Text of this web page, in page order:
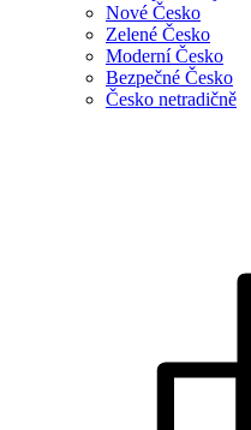
Nové Česko
Zelené Česko
Moderní Česko
Bezpečné Česko
Česko netradičně